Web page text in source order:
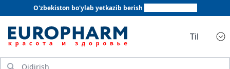
O'zbekiston bo'ylab yetkazib berish
Til
Qidirish